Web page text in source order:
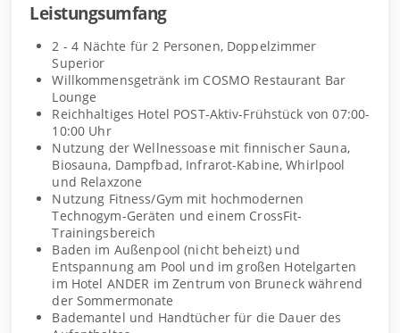
L
e
s
u
n
u
Leistungsumfang
2 - 4 Nächte für2 Personen, Doppelzimmer
Superior
Willkommensgetränk im COSMO Restaurant Bar
Lounge
Reichhaltiges Hotel POST-Aktiv-Frühstück von 07:00-
10:00 Uhr
Nutzung der Wellnessoase mit finnischer Sauna,
Biosauna, Dampfbad, Infrarot-Kabine, Whirlpool
und Relaxzone
Nutzung Fitness/Gym mit hochmodernen
Technogym-Geräten und einem CrossFit-
Trainingsbereich
Baden im Außenpool (nicht beheizt) und
Entspannung am Pool und im großen Hotelgarten
im Hotel ANDER im Zentrum von Bruneck während
der Sommermonate
Bademantel und Handtücher für die Dauer des